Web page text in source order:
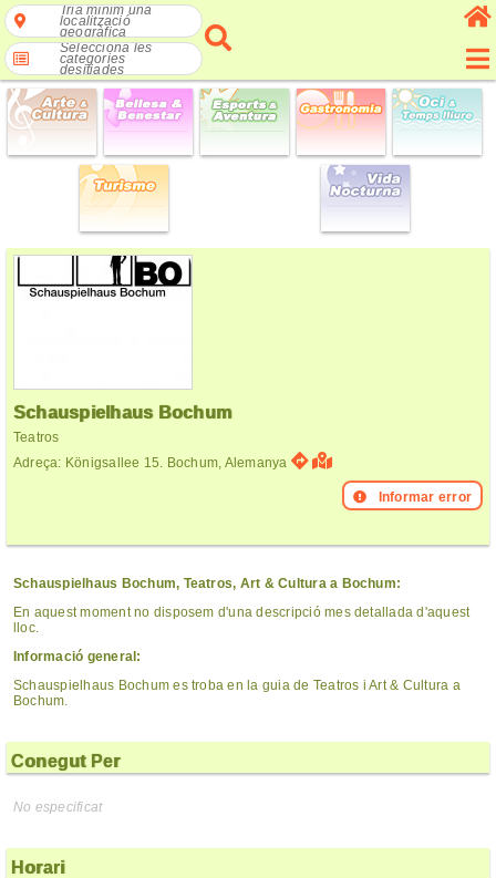
Tria mínim una
localització
geogràfica
Selecciona les
categories
desitjades
Schauspielhaus Bochum
Teatros
Adreça: Königsallee 15. Bochum, Alemanya
Informar error
Schauspielhaus Bochum, Teatros, Art & Cultura a Bochum:
En aquest moment no disposem d'una descripció mes detallada d'aquest
lloc.
Informació general:
Schauspielhaus Bochum es troba en la guia de Teatros i Art & Cultura a
Bochum.
Conegut Per
No especificat
Horari